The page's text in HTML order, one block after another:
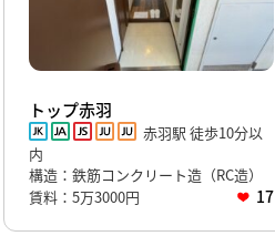
トップ赤羽
赤羽駅 徒歩10分以
内
構造：鉄筋コンクリート造（RC造）
賃料：5万3000円
17